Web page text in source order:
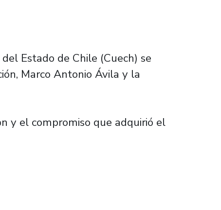
Estado de Chile (Cuech) se
Marco Antonio Ávila y la
y el compromiso que adquirió el
dejó buenas noticias para las